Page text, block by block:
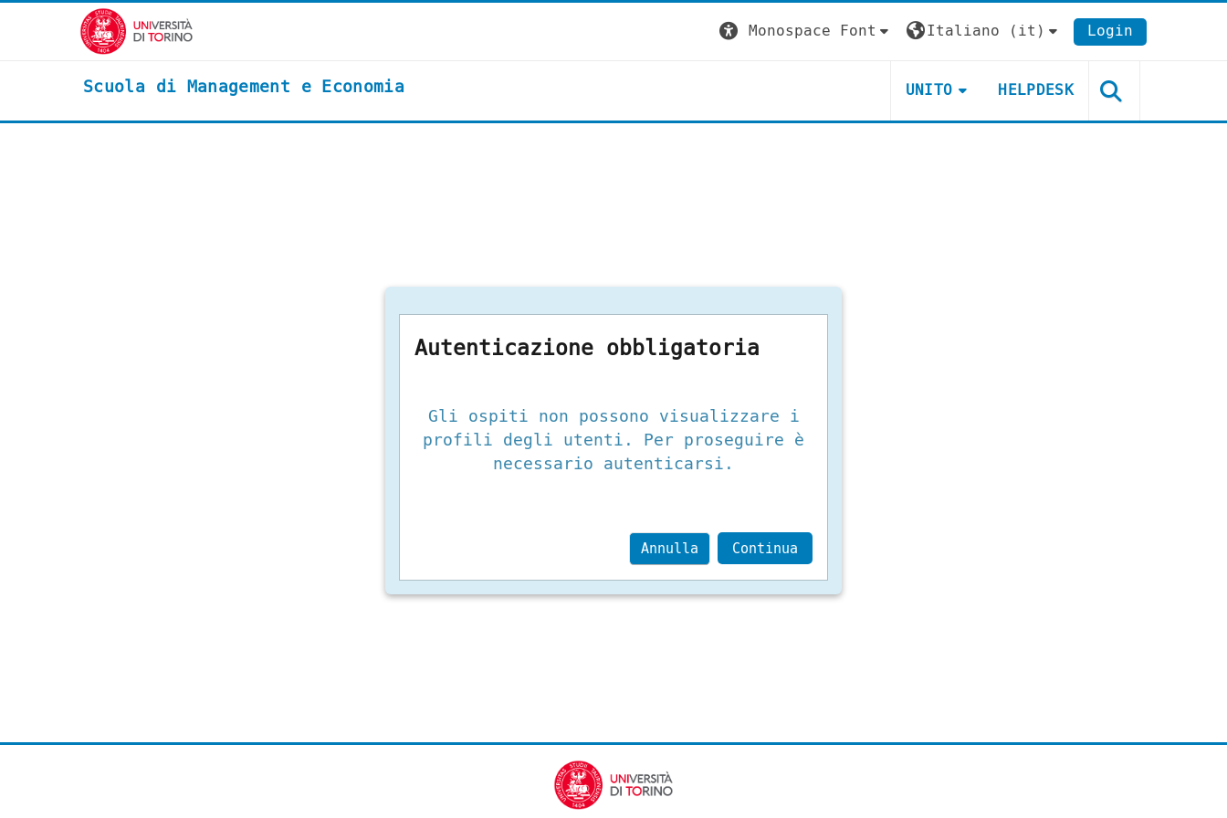
Vai al contenuto principale
Monospace Font
Italiano ‎(it)‎ Login
Scuola di Management e Economia UNITO HELPDESK
Autenticazione obbligatoria
Gli ospiti non possono visualizzare i
profili degli utenti. Per proseguire è
necessario autenticarsi.
Annulla Continua